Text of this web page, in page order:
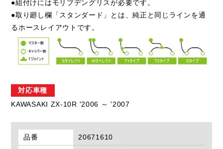
●組付けにはモリブデングリスが必要です。
●取り廻し欄「スタンダード」とは、純正と同じラインを通
るホースレイアウトです。
対応車種
KAWASAKI ZX-10R '2006 ～ '2007
品番
20671610